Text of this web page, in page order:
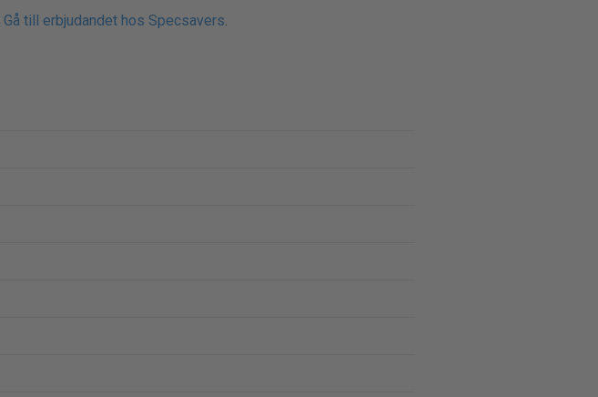
Gå till erbjudandet hos Specsavers.